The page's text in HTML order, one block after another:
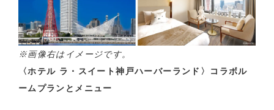
※画像右はイメージです。
〈ホテル ラ・スイート神戸ハーバーランド〉コラボル
ームプランとメニュー